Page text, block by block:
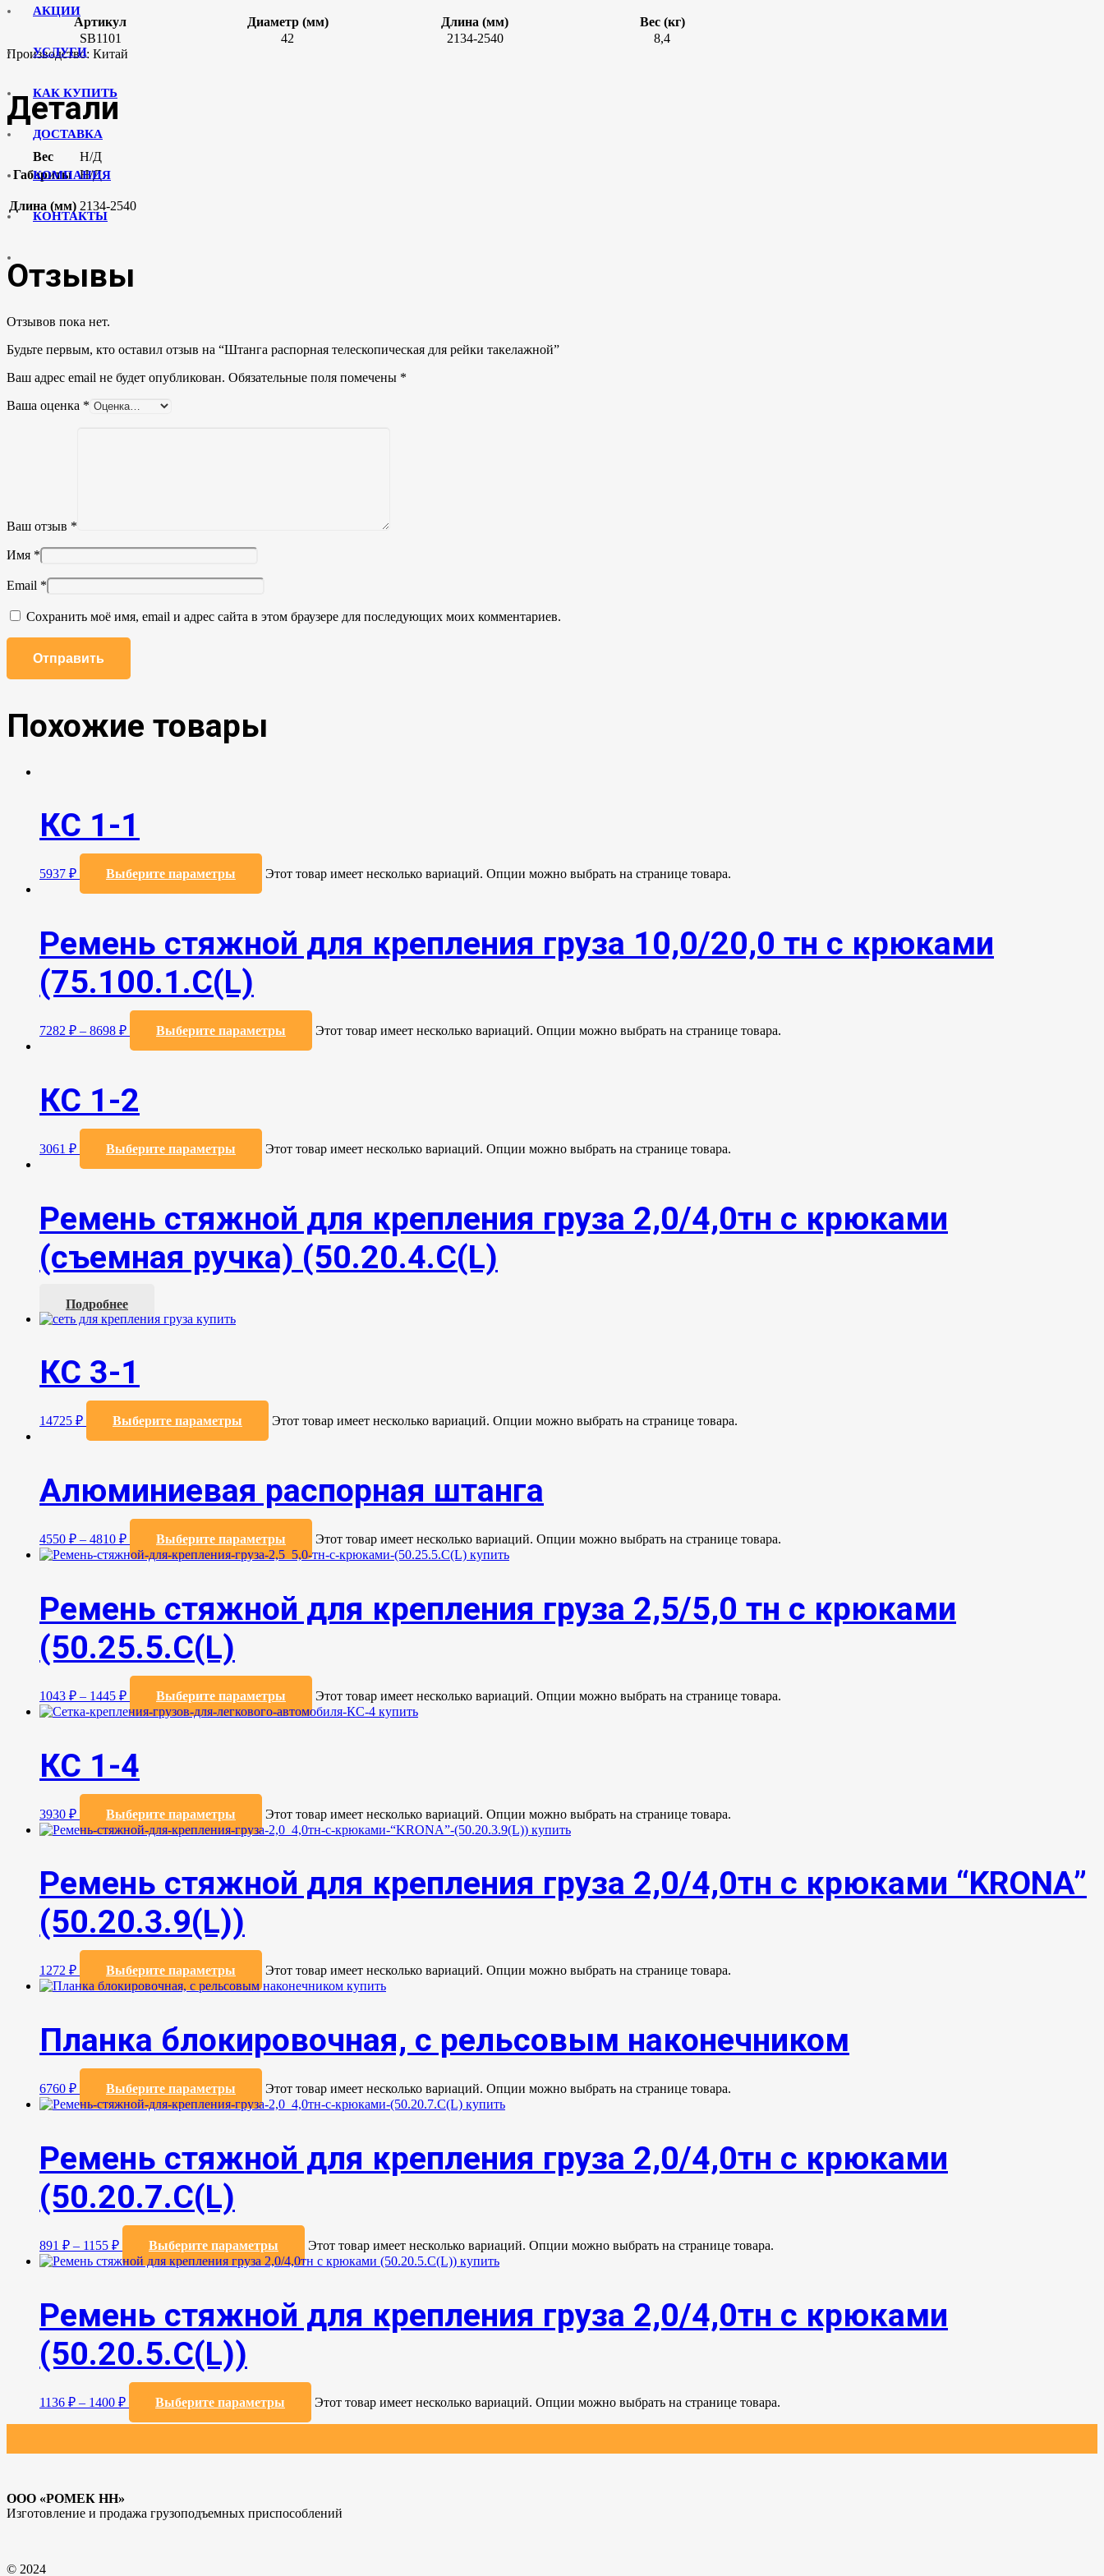
АКЦИИ
УСЛУГИ
КАК КУПИТЬ
ДОСТАВКА
КОМПАНИЯ
КОНТАКТЫ
Артикул Диаметр (мм) Длина (мм)
Вес (кг)
SB1101
42 2134-2540
8,4
Производство: Китай
Детали
Вес
Н/Д
Габариты Н/Д
Длина (мм) 2134-2540
Отзывы
Отзывов пока нет.
Будьте первым, кто оставил отзыв на “Штанга распорная телескопическая для рейки такелажной”
Ваш адрес email не будет опубликован. Обязательные поля помечены *
Ваша оценка *
Ваш отзыв *
Имя *
Email *
Сохранить моё имя, email и адрес сайта в этом браузере для последующих моих комментариев.
Похожие товары
КС 1-1
5937 ₽ Выберите параметры Этот товар имеет несколько вариаций. Опции можно выбрать на странице товара.
Ремень стяжной для крепления груза 10,0/20,0 тн с крюками
(75.100.1.C(L)
7282 ₽ – 8698 ₽ Выберите параметры Этот товар имеет несколько вариаций. Опции можно выбрать на странице товара.
КС 1-2
3061 ₽ Выберите параметры Этот товар имеет несколько вариаций. Опции можно выбрать на странице товара.
Ремень стяжной для крепления груза 2,0/4,0тн с крюками
(съемная ручка) (50.20.4.С(L)
Подробнее
КС 3-1
14725 ₽ Выберите параметры Этот товар имеет несколько вариаций. Опции можно выбрать на странице товара.
Алюминиевая распорная штанга
4550 ₽ – 4810 ₽ Выберите параметры Этот товар имеет несколько вариаций. Опции можно выбрать на странице товара.
Ремень стяжной для крепления груза 2,5/5,0 тн с крюками
(50.25.5.C(L)
1043 ₽ – 1445 ₽ Выберите параметры Этот товар имеет несколько вариаций. Опции можно выбрать на странице товара.
КС 1-4
3930 ₽ Выберите параметры Этот товар имеет несколько вариаций. Опции можно выбрать на странице товара.
Ремень стяжной для крепления груза 2,0/4,0тн с крюками “KRONA”
(50.20.3.9(L))
1272 ₽ Выберите параметры Этот товар имеет несколько вариаций. Опции можно выбрать на странице товара.
Планка блокировочная, с рельсовым наконечником
6760 ₽ Выберите параметры Этот товар имеет несколько вариаций. Опции можно выбрать на странице товара.
Ремень стяжной для крепления груза 2,0/4,0тн с крюками
(50.20.7.C(L)
891 ₽ – 1155 ₽ Выберите параметры Этот товар имеет несколько вариаций. Опции можно выбрать на странице товара.
Ремень стяжной для крепления груза 2,0/4,0тн с крюками
(50.20.5.C(L))
1136 ₽ – 1400 ₽ Выберите параметры Этот товар имеет несколько вариаций. Опции можно выбрать на странице товара.
ООО «РОМЕК НН»
Изготовление и продажа грузоподъемных приспособлений
© 2024